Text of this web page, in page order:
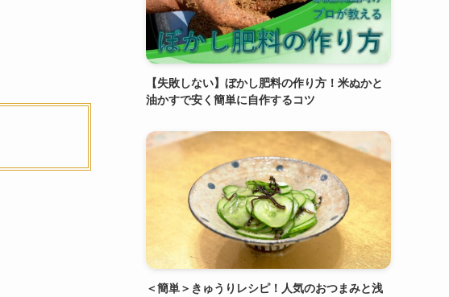
【失敗しない】ぼかし肥料の作り方！米ぬかと
油かすで安く簡単に自作するコツ
＜簡単＞きゅうりレシピ！人気のおつまみと浅